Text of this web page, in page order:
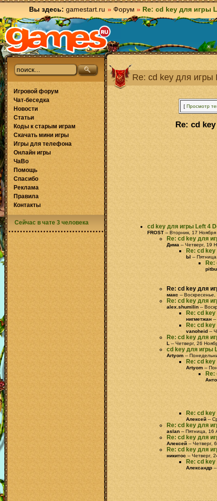
Вы здесь: gamestart.ru » Форум » Re: cd key для игры
Re: cd key для игры
[ Просмотр
Re: cd
cd key для игры Left 4
FROST -- Вторник, 17
Re: cd key для
Дима -- Четверг, 19
Re: cd
Ы --
Re:
Re: cd key для
макс --
Re: cd key для
alex.shumilin --
Re: cd
нигметжан
Re: cd
vanoheid --
Re: cd key для
L -- Четверг, 26
cd key для игры
Artyom --
Re: cd
Artyom --
Re:
Re: cd
Алексей --
Re: cd key для
aslan -- Пятница, 16
Re: cd key для
Алексей -- Четверг,
Re: cd key для
никитос -- Четверг,
Re: cd
Александр
Игровой форум
Чат-беседка
Новости
Статьи
Коды к старым играм
Скачать мини игры
Игры для телефона
Онлайн игры
ЧаВо
Помощь
Спасибо
Реклама
Правила
Контакты
Сейчас в чате 3 человека